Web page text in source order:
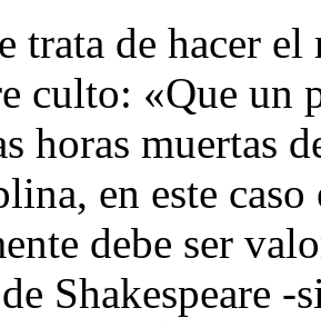
trata de hacer
culto: «Que un
horas muertas
en este
debe ser
Shakespeare